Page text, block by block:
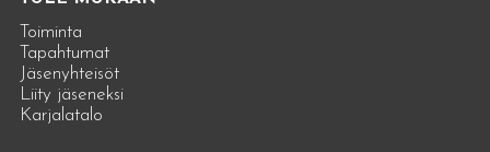
Toiminta
Tapahtumat
Jäsenyhteisöt
Liity jäseneksi
Karjalatalo